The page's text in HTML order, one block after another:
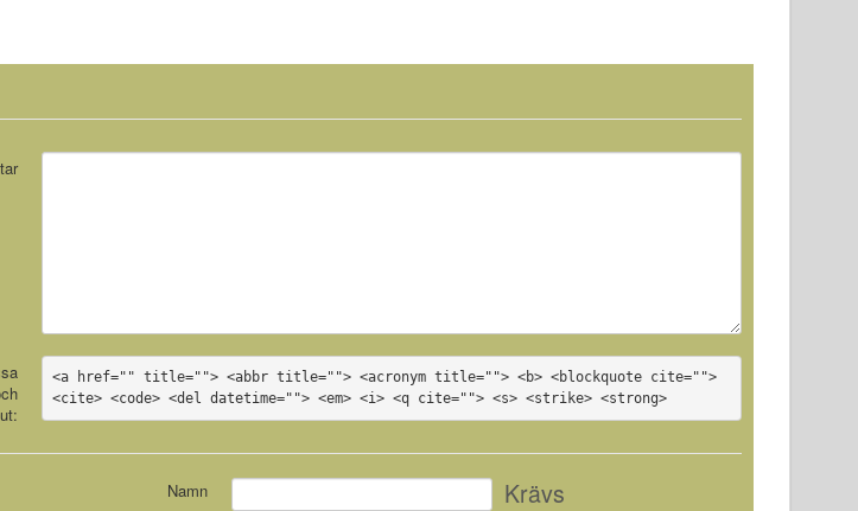
<a href="" title=""> <abbr title=""> <acronym title=""> <b> <blockquote cite="">
<cite> <code> <del datetime=""> <em> <i> <q cite=""> <s> <strike> <strong>
Namn Krävs